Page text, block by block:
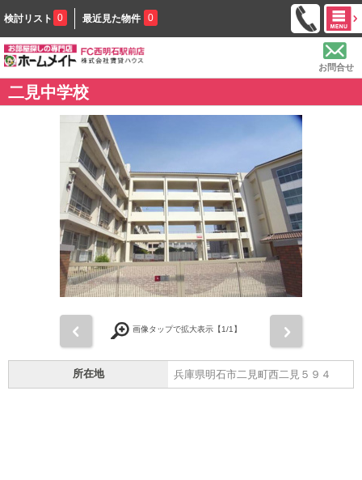
検討リスト 0 最近見た物件 0
お問合せ
二見中学校
画像タップで拡大表示【1/1】
所在地 兵庫県明石市二見町西二見５９４